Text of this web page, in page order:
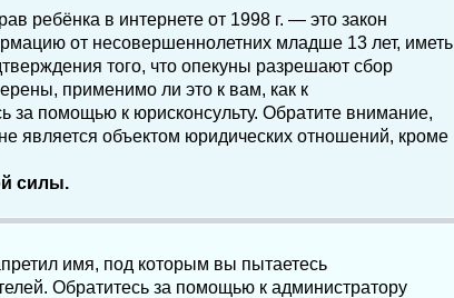
ребёнка в интернете от 1998 г. — это закон
от несовершеннолетних младше 13 лет, иметь
того, что опекуны разрешают сбор
применимо ли это к вам, как к
за помощью к юрисконсульту. Обратите внимание,
является объектом юридических отношений, кроме
силы.
имя, под которым вы пытаетесь
Обратитесь за помощью к администратору